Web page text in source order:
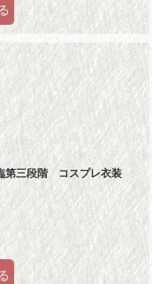
三段階 コスプレ衣装